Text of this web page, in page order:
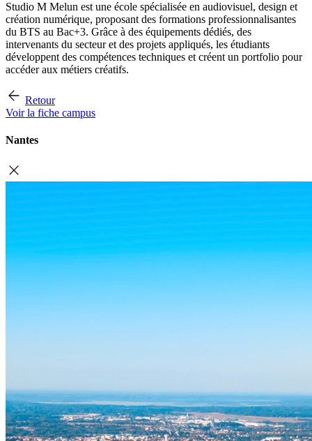
Studio M Melun est une école spécialisée en audiovisuel, design et
création numérique, proposant des formations professionnalisantes
du BTS au Bac+3. Grâce à des équipements dédiés, des
intervenants du secteur et des projets appliqués, les étudiants
développent des compétences techniques et créent un portfolio pour
accéder aux métiers créatifs.
Retour
Voir la fiche campus
Nantes